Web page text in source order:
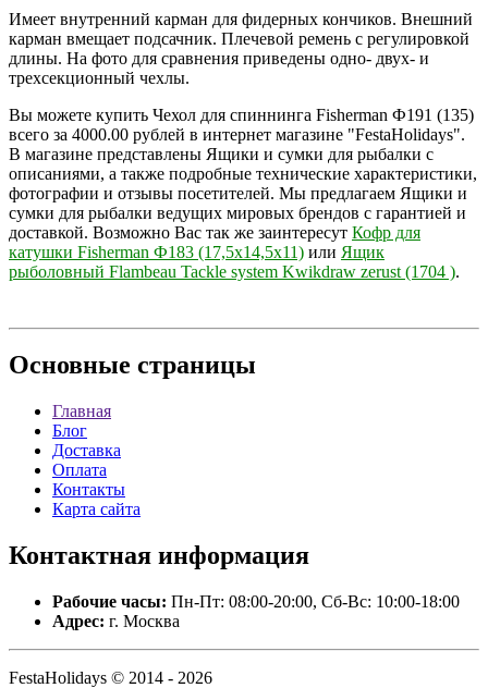
Имеет внутренний карман для фидерных кончиков. Внешний
карман вмещает подсачник. Плечевой ремень с регулировкой
длины. На фото для сравнения приведены одно- двух- и
трехсекционный чехлы.
Вы можете купить Чехол для спиннинга Fisherman Ф191 (135)
всего за 4000.00 рублей в интернет магазине "FestaHolidays".
В магазине представлены Ящики и сумки для рыбалки с
описаниями, а также подробные технические характеристики,
фотографии и отзывы посетителей. Мы предлагаем Ящики и
сумки для рыбалки ведущих мировых брендов с гарантией и
доставкой. Возможно Вас так же заинтересут Кофр для
катушки Fisherman Ф183 (17,5х14,5х11) или Ящик
рыболовный Flambeau Tackle system Kwikdraw zerust (1704 ).
Основные страницы
Главная
Блог
Доставка
Оплата
Контакты
Карта сайта
Контактная информация
Рабочие часы: Пн-Пт: 08:00-20:00, Сб-Вс: 10:00-18:00
Адрес: г. Москва
FestaHolidays © 2014 - 2026